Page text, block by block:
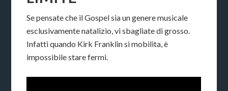
Se pensate che il Gospel sia un genere musicale
esclusivamente natalizio, vi sbagliate di grosso.
Infatti quando Kirk Franklin si mobilita, è
impossibile stare fermi.